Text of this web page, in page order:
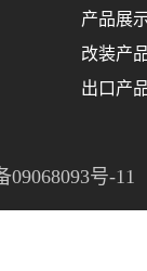
产品展
改装产
出口产
09068093号-11